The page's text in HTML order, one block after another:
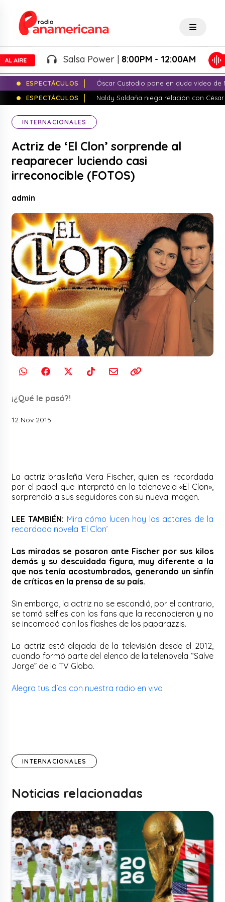
Salsa Power |8:00PM - 12:00AM
ESPECTÁCULOS
Óscar Custodio pone en duda video de
ESPECTÁCULOS
Naldy Saldaña niega relación con
INTERNACIONALES
Actriz de ‘El Clon’ sorprende al
reaparecer luciendo casi
irreconocible (FOTOS)
admin
¡¿Qué le pasó?!
12 Nov 2015
La actriz brasileña Vera Fischer, quien es recordada
por el papel que interpretó en la telenovela «El Clon»,
sorprendió a sus seguidores con su nueva imagen.
LEE TAMBIÉN: Mira cómo lucen hoy los actores de la
recordada novela ‘El Clon’
Las miradas se posaron ante Fischer por sus kilos
demás y su descuidada figura, muy diferente a la
que nos tenía acostumbrados, generando un sinfín
de críticas en la prensa de su país.
Sin embargo, la actriz no se escondió, por el contrario,
se tomó selfies con los fans que la reconocieron y no
se incomodó con los flashes de los paparazzis.
La actriz está alejada de la televisión desde el 2012,
cuando formó parte del elenco de la telenovela “Salve
Jorge” de la TV Globo.
Alegra tus días con nuestra radio en vivo
INTERNACIONALES
Noticias relacionadas